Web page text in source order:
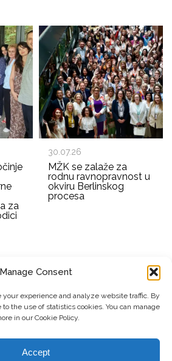
Manage Consent
your experience and analyze website traffic. By
to the use of statistics cookies. You can manage
in our Cookie Policy.
Accept
za
30.07.26
MŽK se zalaže za
rodnu ravnopravnost u
okviru Berlinskog
procesa
Žena Kosova. Sva prava zadržana.